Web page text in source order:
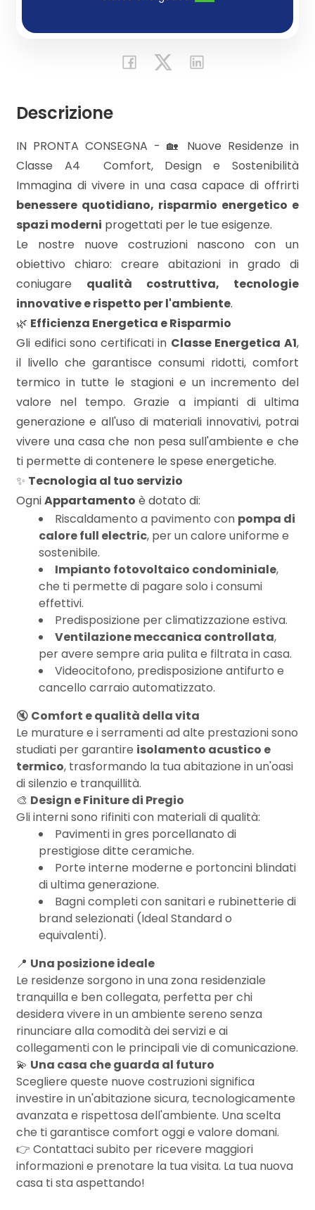
Descrizione
IN PRONTA CONSEGNA - 🏡 Nuove Residenze in
Classe A4  Comfort, Design e Sostenibilità
Immagina di vivere in una casa capace di offrirti
benessere quotidiano, risparmio energetico e
spazi moderni progettati per le tue esigenze.
Le nostre nuove costruzioni nascono con un
obiettivo chiaro: creare abitazioni in grado di
coniugare qualità costruttiva, tecnologie
innovative e rispetto per l'ambiente.
🌿 Efficienza Energetica e Risparmio
Gli edifici sono certificati in Classe Energetica A1,
il livello che garantisce consumi ridotti, comfort
termico in tutte le stagioni e un incremento del
valore nel tempo. Grazie a impianti di ultima
generazione e all'uso di materiali innovativi, potrai
vivere una casa che non pesa sull'ambiente e che
ti permette di contenere le spese energetiche.
✨ Tecnologia al tuo servizio
OgniAppartamento è dotato di:
Riscaldamento a pavimento con pompa di
calore full electric, per un calore uniforme e
sostenibile.
Impianto fotovoltaico condominiale,
che ti permette di pagare solo i consumi
effettivi.
Predisposizione per climatizzazione estiva.
Ventilazione meccanica controllata,
per avere sempre aria pulita e filtrata in casa.
Videocitofono, predisposizione antifurto e
cancello carraio automatizzato.
🔇 Comfort e qualità della vita
Le murature e i serramenti ad alte prestazioni sono
studiati per garantire isolamento acustico e
termico, trasformando la tua abitazione in un'oasi
di silenzio e tranquillità.
🎨 Design e Finiture di Pregio
Gli interni sono rifiniti con materiali di qualità:
Pavimenti in gres porcellanato di
prestigiose ditte ceramiche.
Porte interne moderne e portoncini blindati
di ultima generazione.
Bagni completi con sanitari e rubinetterie di
brand selezionati (Ideal Standard o
equivalenti).
📍 Una posizione ideale
Le residenze sorgono in una zona residenziale
tranquilla e ben collegata, perfetta per chi
desidera vivere in un ambiente sereno senza
rinunciare alla comodità dei servizi e ai
collegamenti con le principali vie di comunicazione.
💫 Una casa che guarda al futuro
Scegliere queste nuove costruzioni significa
investire in un'abitazione sicura, tecnologicamente
avanzata e rispettosa dell'ambiente. Una scelta
che ti garantisce comfort oggi e valore domani.
👉 Contattaci subito per ricevere maggiori
informazioni e prenotare la tua visita. La tua nuova
casa ti sta aspettando!
Prezzo
Totale
mq
Locali
minimi
Qualsiasi
1
Bagni
minimi
Qualsiasi
4
5
5+
Camere
minime
Qualsiasi